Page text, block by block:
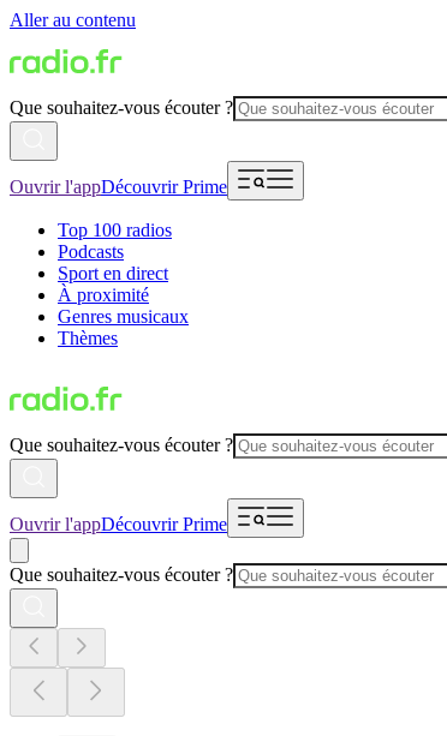
Aller au contenu
Que souhaitez-vous écouter ?
Ouvrir l'appDécouvrir Prime
Top 100 radios
Podcasts
Sport en direct
À proximité
Genres musicaux
Thèmes
Que souhaitez-vous écouter ?
Ouvrir l'appDécouvrir Prime
Que souhaitez-vous écouter ?